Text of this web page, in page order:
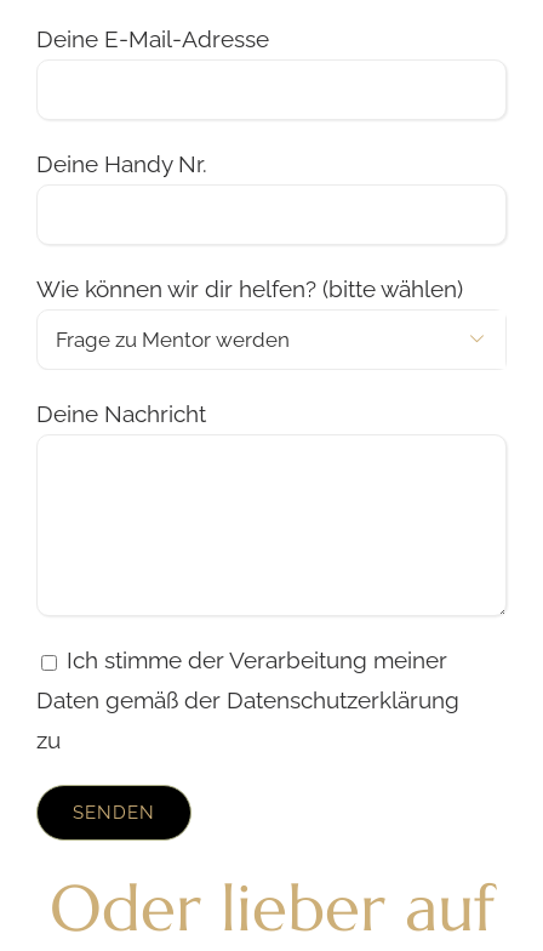
Deine E-Mail-Adresse
Deine Handy Nr.
Wie können wir dir helfen? (bitte wählen)

Deine Nachricht
Ich stimme der Verarbeitung meiner
Daten gemäß der Datenschutzerklärung
zu
Oder lieber auf